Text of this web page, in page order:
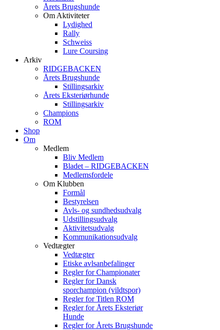
Årets Brugshunde
Om Aktiviteter
Lydighed
Rally
Schweiss
Lure Coursing
Arkiv
RIDGEBACKEN
Årets Brugshunde
Stillingsarkiv
Årets Eksteriørhunde
Stillingsarkiv
Champions
ROM
Shop
Om
Medlem
Bliv Medlem
Bladet – RIDGEBACKEN
Medlemsfordele
Om Klubben
Formål
Bestyrelsen
Avls- og sundhedsudvalg
Udstillingsudvalg
Aktivitetsudvalg
Kommunikationsudvalg
Vedtægter
Vedtægter
Etiske avlsanbefalinger
Regler for Championater
Regler for Dansk
sporchampion (vildtspor)
Regler for Titlen ROM
Regler for Årets Eksteriør
Hunde
Regler for Årets Brugshunde